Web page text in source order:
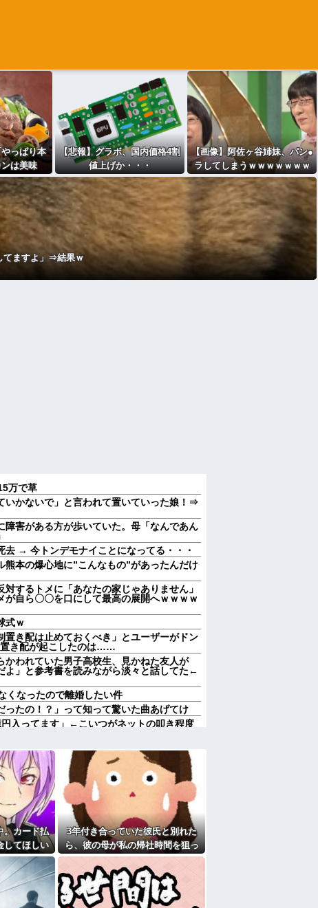
っぱり本
は美味
ぷっ」
【悲報】グラボ、国内価格4割
値上げか・・・
【画像】阿佐ヶ谷姉妹、パン●
ラしてしまうｗｗｗｗｗｗｗ
ｗｗｗｗｗｗｗｗｗｗ
てますよ」⇒結果ｗ
万で草
いかないで」と言われて置いていった娘！⇒
障害がある方が歩いていた。母「なんであん
去 → 今トンデモナイことになってる・・・
熊本の爆心地に”こんなもの”があったんだけ
するトメに「あなたの家じゃありません」
自ら〇〇を口にして最高の展開へｗｗｗｗ
式ｗ
置き配は止めておくべき」とユーザーがドン
き配が起こしたのは……
かわれていた男子高校生、見かねた友人が
よ」と参考書を読みながら淡々と話してた←
くなったので離婚したい件
ったの！？」って知って驚いた曲あげてけ
円入ってます」←こいつがネットの叩き程度
ない。私は元キャバ嬢で旦那は元ボーイ
くなったので離婚したい件
風呂あがりはいつも母親に体拭いてもらっ
てくれないかな」→お断りしてお別れをした
た
婚調停申し立て！実は驚愕の逆転劇が待って
那。私が帰宅して食器を洗うんだけど何度
水につけておいてくれない。「あっ忘れて
よ
。カード払
してほしい
っても引き
かの展開
3年付き合っていた彼氏と別れた
ら、彼の母が私の帰社時間を狙っ
て待ち伏せしてた。イキナリ蹴ら
れ襲われたのだが…